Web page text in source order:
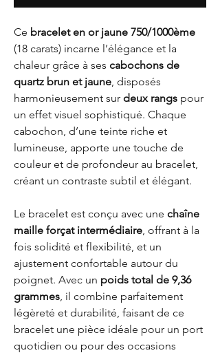
Ce bracelet en or jaune 750/1000ème
(18 carats) incarne l’élégance et la
chaleur grâce à ses cabochons de
quartz brun et jaune, disposés
harmonieusement sur deux rangs pour
un effet visuel sophistiqué. Chaque
cabochon, d’une teinte riche et
lumineuse, apporte une touche de
couleur et de profondeur au bracelet,
créant un contraste subtil et élégant.
Le bracelet est conçu avec une chaîne
maille forçat intermédiaire, offrant à la
fois solidité et flexibilité, et un
ajustement confortable autour du
poignet. Avec un poids total de 9,36
grammes, il combine parfaitement
légèreté et durabilité, faisant de ce
bracelet une pièce idéale pour un port
quotidien ou pour des occasions